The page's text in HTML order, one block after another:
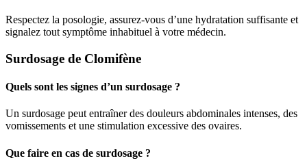
Respectez la posologie, assurez-vous d’une hydratation suffisante et
signalez tout symptôme inhabituel à votre médecin.
Surdosage de Clomifène
Quels sont les signes d’un surdosage ?
Un surdosage peut entraîner des douleurs abdominales intenses, des
vomissements et une stimulation excessive des ovaires.
Que faire en cas de surdosage ?